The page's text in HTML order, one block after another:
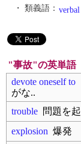
・ 類義語： verbal
"事故"の英単語
devote oneself to
がな..
trouble 問題を
explosion 爆発